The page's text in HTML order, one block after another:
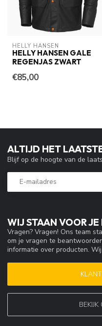
HELLY HANSEN
HELLY HANSEN GALE
REGENJAS ZWART
€85,00
WIJ STAAN VOOR JE
Vragen? Vragen! Ons team
om je vragen te
informatie over producten.
ALTIJD HET
Blijf op de hoogte van de